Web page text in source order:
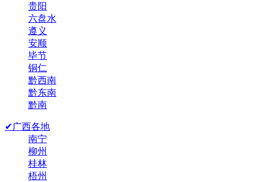
贵阳
六盘水
遵义
安顺
毕节
铜仁
黔西南
黔东南
黔南
✔广西各地
南宁
柳州
桂林
梧州